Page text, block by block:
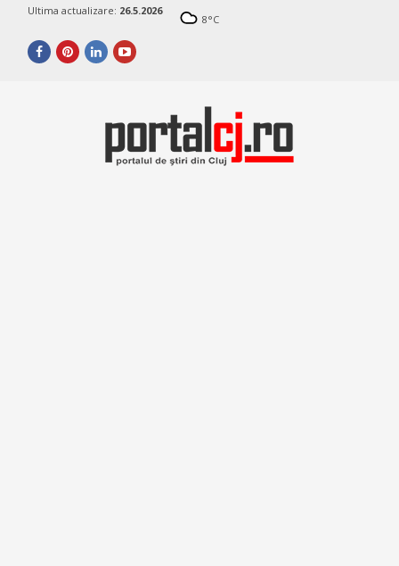
Ultima actualizare: 26.5.2026
8°C